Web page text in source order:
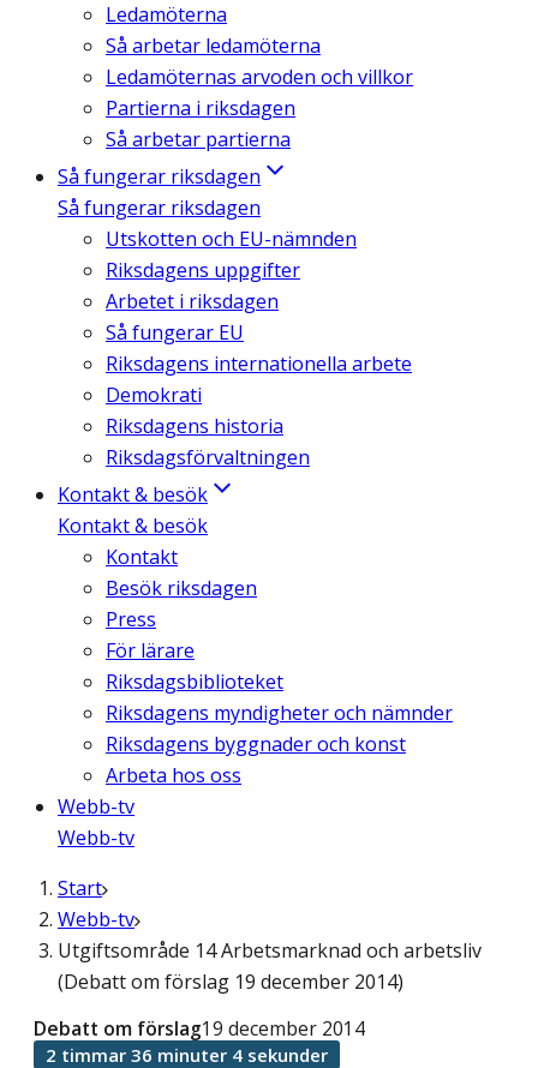
Ledamöterna
Så arbetar ledamöterna
Ledamöternas arvoden och villkor
Partierna i riksdagen
Så arbetar partierna
Så fungerar riksdagen
Så fungerar riksdagen
Utskotten och EU-nämnden
Riksdagens uppgifter
Arbetet i riksdagen
Så fungerar EU
Riksdagens internationella arbete
Demokrati
Riksdagens historia
Riksdagsförvaltningen
Kontakt & besök
Kontakt & besök
Kontakt
Besök riksdagen
Press
För lärare
Riksdagsbiblioteket
Riksdagens myndigheter och nämnder
Riksdagens byggnader och konst
Arbeta hos oss
Webb-tv
Webb-tv
Start
Webb-tv
Utgiftsområde 14 Arbetsmarknad och arbetsliv
(Debatt om förslag 19 december 2014)
Debatt om förslag19 december 2014
2 timmar 36 minuter 4 sekunder